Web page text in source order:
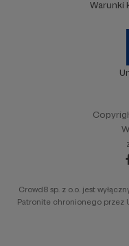
Warunki
Crowd8 sp. z o.o. jest
Patronite chronionego przez